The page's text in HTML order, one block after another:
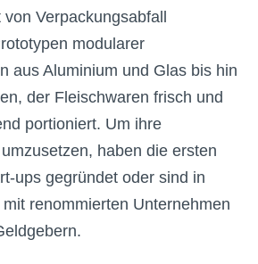
Verpackungsabfall
modularer
aus Aluminium und Glas bis hin
der Fleischwaren frisch und
portioniert. Um ihre
haben die ersten
ups gegründet oder sind in
renommierten Unternehmen